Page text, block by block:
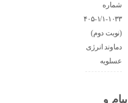
شماره
۱۰۳۳-۱/۱-۴۰۵
(نوبت دوم)
دماوند انرژی
عسلویه
پیام و